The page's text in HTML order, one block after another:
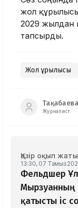
жол
2029 жылдан
тапсырды.
Жол құрылысы
Журналист
Қазір оқып
13:30, 07 Тамыз
Фельдшер
Мырзуанның
қатысты іс